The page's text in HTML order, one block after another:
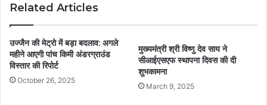
Related Articles
उज्जैन की मेट्रो में बड़ा बदलाव: अगले
महीने आएगी पांच किमी अंडरग्राउंड
विस्तार की रिपोर्ट
October 26, 2025
मुख्यमंत्री श्री विष्णु देव साय ने
सीआईएसएफ स्थापना दिवस की दी
शुभकामना
March 9, 2025